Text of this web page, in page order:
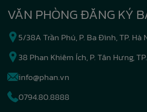
VĂN PHÒNG ĐĂNG KÝ
5/38A Trần Phú, P. Ba Đình, TP. Hà
38 Phan Khiêm Ích, P. Tân Hưng,
info@phan.vn
0794.80.8888